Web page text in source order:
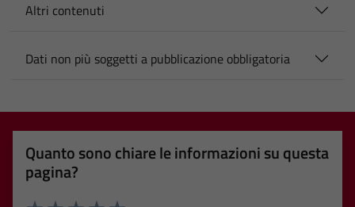
Altri contenuti
Dati non più soggetti a pubblicazione obbligatoria
Quanto sono chiare le informazioni su questa
pagina?